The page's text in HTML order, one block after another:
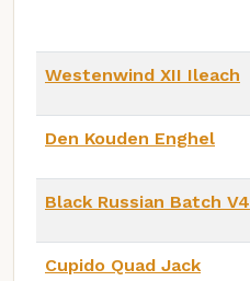
Westenwind XII Ileach
Den Kouden Enghel
Black Russian Batch V4
Cupido Quad Jack